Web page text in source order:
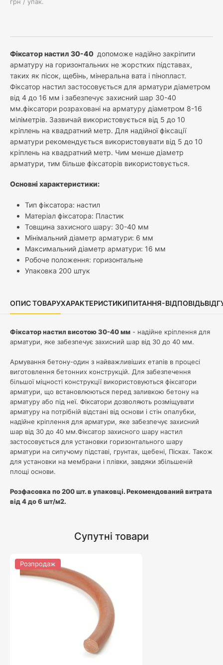
Фіксатор настил 30-40 допоможе надійно закріпити
арматуру на горизонтальних не жорстких підставах,
таких як пісок, щебінь, мінеральна вата і пінопласт.
Фіксатор настил застосовується для арматури діаметром
від 4 до 16 мм і забезпечує захисний шар 30-40
мм.фіксатори розраховані на арматуру діаметром 8-16
міліметрів. Зазвичай використовується від 5 до 10
кріплень на квадратний метр. Для надійної фіксації
арматури рекомендується використовувати від 5 до 10
кріплень на квадратний метр. Чим менше діаметр
арматури, тим більше фіксаторів використовується.
Основні характеристики:
Тип фіксатора: настил
Матеріал фіксатора: Пластик
Товщина захисного шару: 30-40 мм
Мінімальний діаметр арматури: 6 мм
Максимальний діаметр арматури: 16 мм
Робоче положення: горизонтальне
Упаковка 200 штук
ОПИС ТОВАРУХАРАКТЕРИСТИКИПИТАННЯ-ВІДПОВІДЬ
Фіксатор настил висотою 30-40 мм - надійне кріплення для
арматури, яке забезпечує захисний шар від 30 до 40 мм.
Армування бетону-один з найважливіших етапів в процесі
виготовлення бетонних конструкцій. Для забезпечення
більшої міцності конструкції використовуються фіксатори
арматури, що встановлюються перед заливкою бетону на
арматуру або під неї. Фіксатори дозволяють розміщувати
арматуру на потрібній відстані від основи і стін опалубки,
надійне кріплення для арматури, яке забезпечує захисний
шар від 30 до 40 мм.Фіксатор захисного шару настил
застосовується для установки горизонтального шару
арматури на сипучому підставі, грунтах, щебені, Пісках. Також
для установки на мембрани і плівки, завдяки збільшеній
площі основи.
Розфасовка по 200 шт. в упаковці. Рекомендований витрата
від 4 до 6 шт/м2.
Супутні товари
Розпродаж